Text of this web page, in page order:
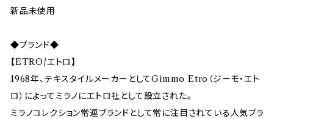
新品未使用
◆ブランド◆
【ETRO/エトロ】
1968年、テキスタイルメーカーとしてGimmo Etro（ジーモ・エト
ロ）によってミラノにエトロ社として設立された。
ミラノコレクション常連ブランドとして常に注目されている人気ブラ